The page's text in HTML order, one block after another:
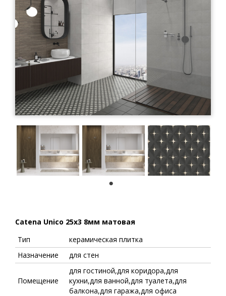
Catena Unico 25x3 8мм матовая
Тип
керамическая плитка
Назначение
для стен
Помещение
для гостиной,для коридора,для
кухни,для ванной,для туалета,для
балкона,для гаража,для офиса